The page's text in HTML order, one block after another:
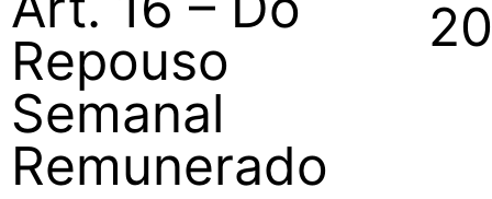
Repouso
Semanal
Remunerado